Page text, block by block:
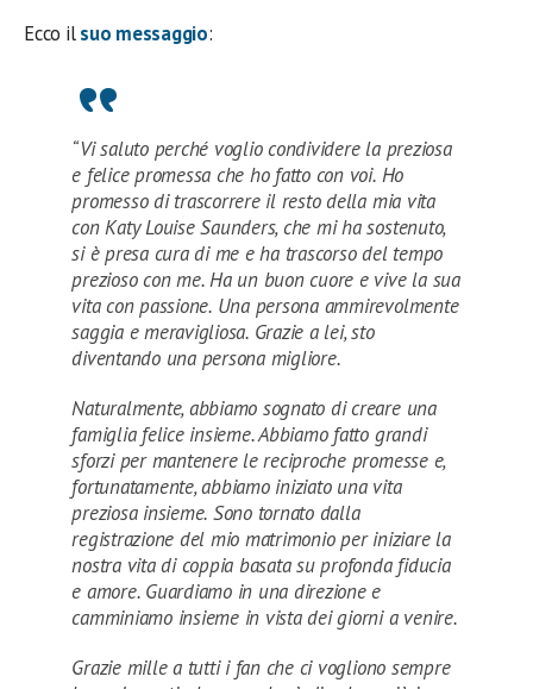
Ecco ilsuo messaggio:
“Vi saluto perché voglio condividere la preziosa
e felice promessa che ho fatto con voi. Ho
promesso di trascorrere il resto della mia vita
con Katy Louise Saunders, che mi ha sostenuto,
si è presa cura di me e ha trascorso del tempo
prezioso con me. Ha un buon cuore e vive la sua
vita con passione. Una persona ammirevolmente
saggia e meravigliosa. Grazie a lei, sto
diventando una persona migliore.
Naturalmente, abbiamo sognato di creare una
famiglia felice insieme. Abbiamo fatto grandi
sforzi per mantenere le reciproche promesse e,
fortunatamente, abbiamo iniziato una vita
preziosa insieme. Sono tornato dalla
registrazione del mio matrimonio per iniziare la
nostra vita di coppia basata su profonda fiducia
e amore. Guardiamo in una direzione e
camminiamo insieme in vista dei giorni a venire.
Grazie mille a tutti i fan che ci vogliono sempre